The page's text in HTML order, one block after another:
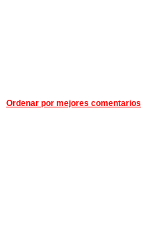
Ordenar por mejores comentarios